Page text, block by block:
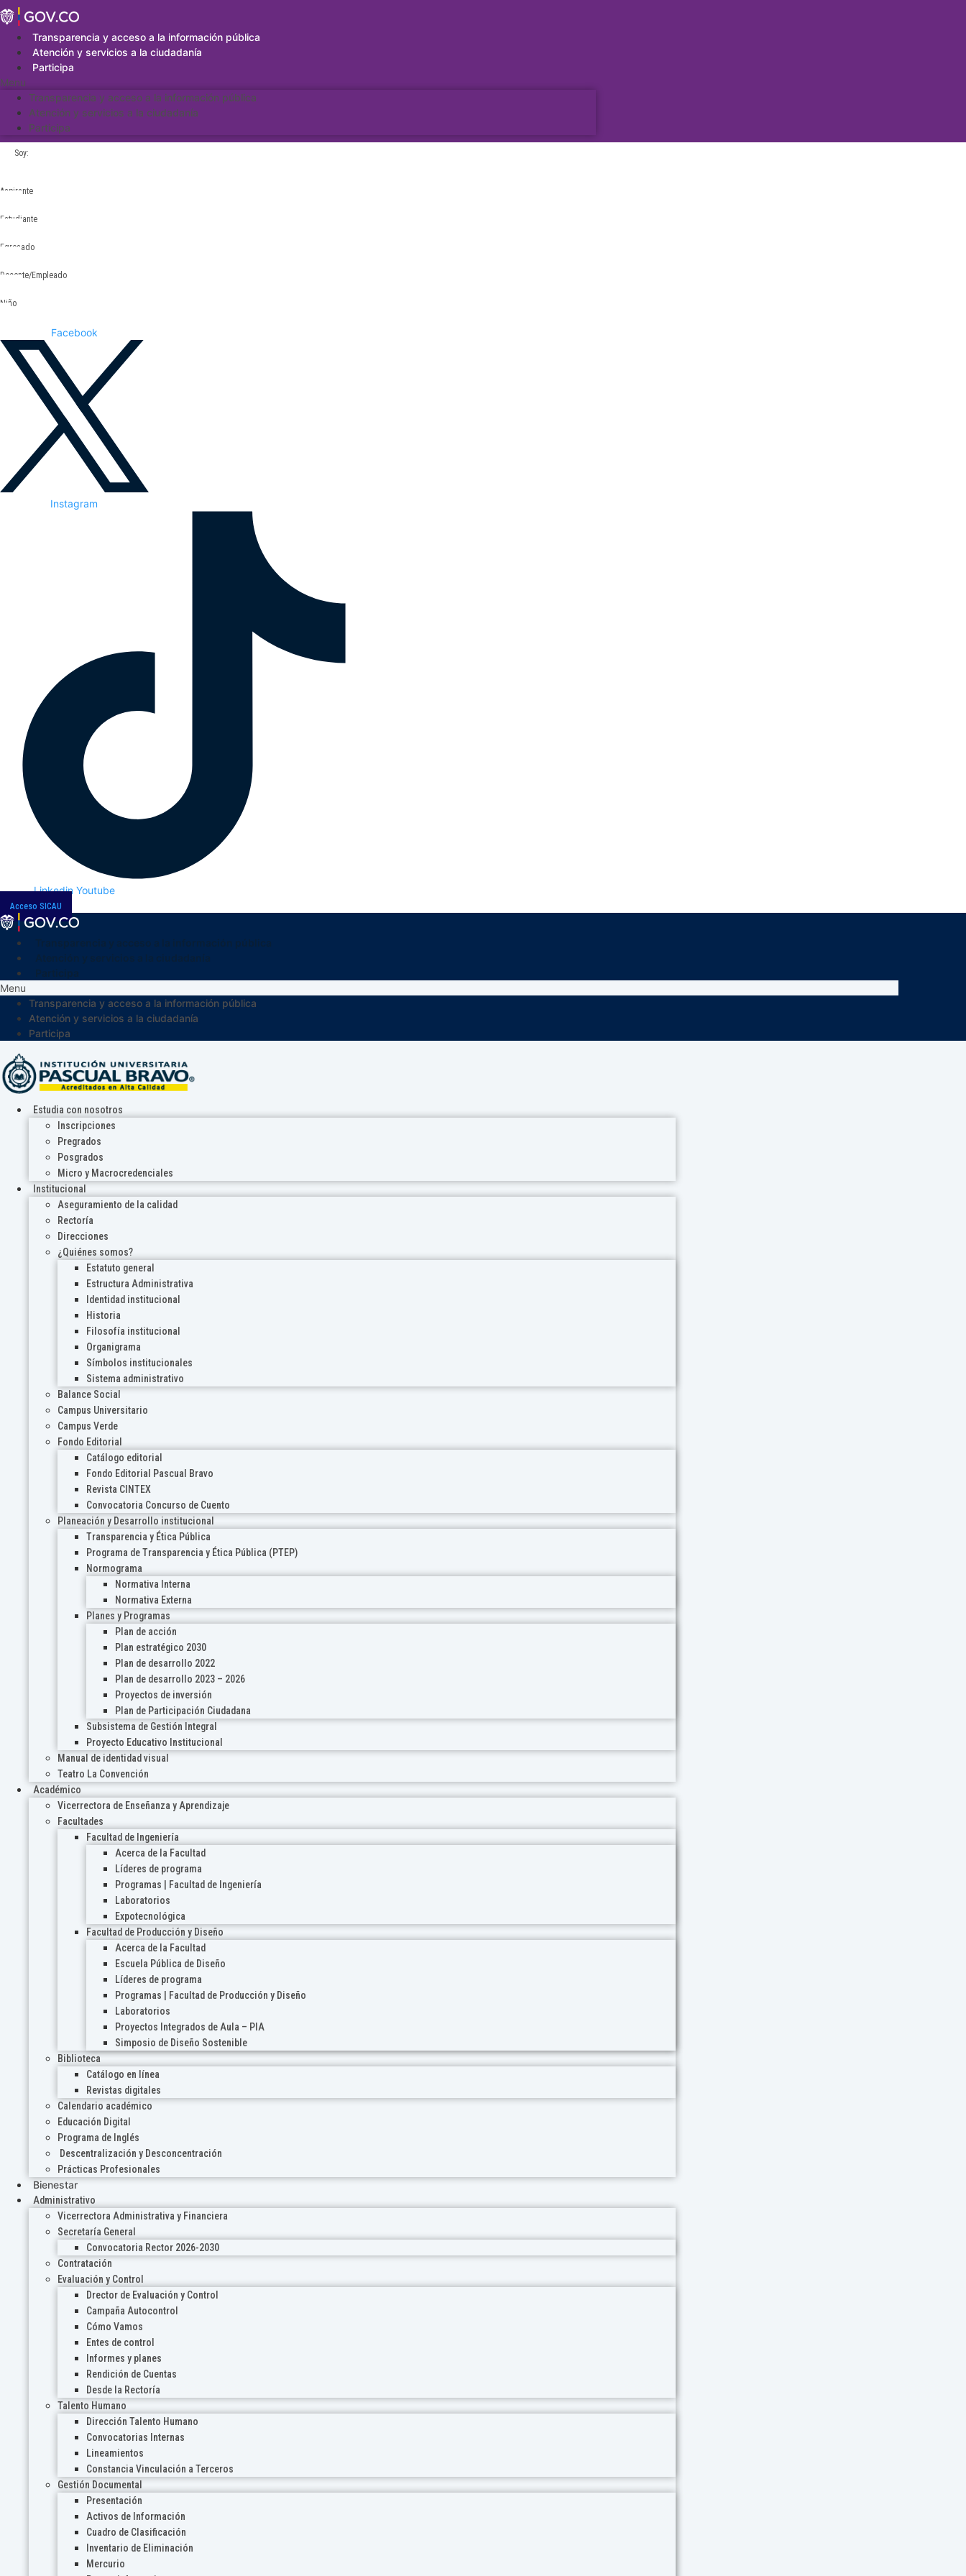
Saltar
al
contenidoTransparencia y acceso a la información pública
Atención y servicios a la ciudadanía
Participa
Menu
Transparencia y acceso a la información pública
Atención y servicios a la ciudadanía
Participa
Soy:
Aspirante
Estudiante
Egresado
Docente/Empleado
Niño
Facebook
Instagram
Linkedin Youtube
Acceso SICAU
Menu
Transparencia y acceso a la información pública
Atención y servicios a la ciudadanía
Participa
Estudia con nosotros
Inscripciones
Pregrados
Posgrados
Micro y Macrocredenciales
Institucional
Aseguramiento de la calidad
Rectoría
Direcciones
¿Quiénes somos?
Estatuto general
Estructura Administrativa
Identidad institucional
Historia
Filosofía institucional
Organigrama
Símbolos institucionales
Sistema administrativo
Balance Social
Campus Universitario
Campus Verde
Fondo Editorial
Catálogo editorial
Fondo Editorial Pascual Bravo
Revista CINTEX
Convocatoria Concurso de Cuento
Planeación y Desarrollo institucional
Transparencia y Ética Pública
Programa de Transparencia y Ética Pública (PTEP)
Normograma
Normativa Interna
Normativa Externa
Planes y Programas
Plan de acción
Plan estratégico 2030
Plan de desarrollo 2022
Plan de desarrollo 2023 – 2026
Proyectos de inversión
Plan de Participación Ciudadana
Subsistema de Gestión Integral
Proyecto Educativo Institucional
Manual de identidad visual
Teatro La Convención
Académico
Vicerrectora de Enseñanza y Aprendizaje
Facultades
Facultad de Ingeniería
Acerca de la Facultad
Líderes de programa
Programas | Facultad de Ingeniería
Laboratorios
Expotecnológica
Facultad de Producción y Diseño
Acerca de la Facultad
Escuela Pública de Diseño
Líderes de programa
Programas | Facultad de Producción y Diseño
Laboratorios
Proyectos Integrados de Aula – PIA
Simposio de Diseño Sostenible
Biblioteca
Catálogo en línea
Revistas digitales
Calendario académico
Educación Digital
Programa de Inglés
Descentralización y Desconcentración
Prácticas Profesionales
Bienestar
Administrativo
Vicerrectora Administrativa y Financiera
Secretaría General
Convocatoria Rector 2026-2030
Contratación
Evaluación y Control
Drector de Evaluación y Control
Campaña Autocontrol
Cómo Vamos
Entes de control
Informes y planes
Rendición de Cuentas
Desde la Rectoría
Talento Humano
Dirección Talento Humano
Convocatorias Internas
Lineamientos
Constancia Vinculación a Terceros
Gestión Documental
Presentación
Activos de Información
Cuadro de Clasificación
Inventario de Eliminación
Mercurio